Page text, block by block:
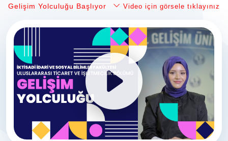
Gelişim Yolculuğu Başlıyor Video için görsele tıklayınız